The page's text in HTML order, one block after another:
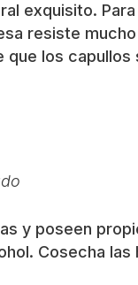
exquisito. Para
resiste
los
y poseen
Cosecha las